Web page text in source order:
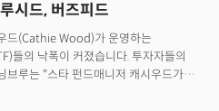
시드, 버즈피드
드(Cathie Wood)가 운영하는
들의 낙폭이 커졌습니다. 투자자들의
브루는 "스타 펀드매니저 캐시우드가
진입했다"고 전했습니다. 우드의 대표